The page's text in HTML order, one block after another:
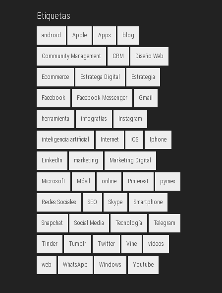
Etiquetas
android Apple Apps blog
Community Management CRM Diseño Web
Ecommerce Estratega Digital Estrategia
Facebook Facebook Messenger Gmail
herramienta infografías Instagram
inteligencia artificial Internet iOS Iphone
LinkedIn marketing Marketing Digital
Microsoft Móvil online Pinterest pymes
Redes Sociales SEO Skype Smartphone
Snapchat Social Media Tecnología Telegram
Tinder Tumblr Twitter Vine vídeos
web WhatsApp Windows Youtube